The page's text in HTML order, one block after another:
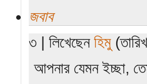
জবাব
৩ | লিখেছেন হিমু
আপনার যেমন ইচ্ছা,